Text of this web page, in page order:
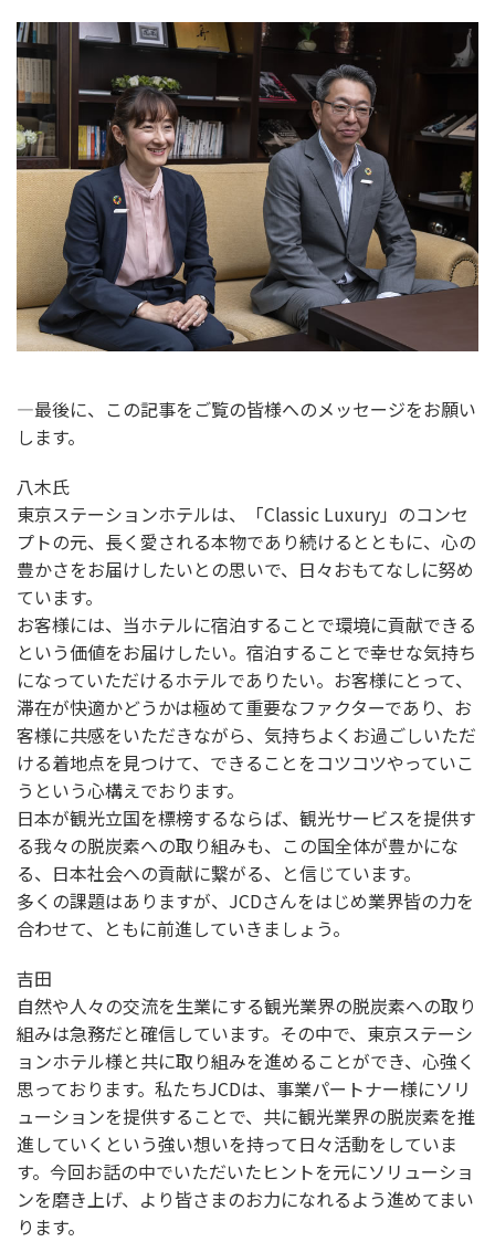
―最後に、この記事をご覧の皆様へのメッセージをお願い
します。
八木氏
東京ステーションホテルは、「Classic Luxury」のコンセ
プトの元、長く愛される本物であり続けるとともに、心の
豊かさをお届けしたいとの思いで、日々おもてなしに努め
ています。
お客様には、当ホテルに宿泊することで環境に貢献できる
という価値をお届けしたい。宿泊することで幸せな気持ち
になっていただけるホテルでありたい。お客様にとって、
滞在が快適かどうかは極めて重要なファクターであり、お
客様に共感をいただきながら、気持ちよくお過ごしいただ
ける着地点を見つけて、できることをコツコツやっていこ
うという心構えでおります。
日本が観光立国を標榜するならば、観光サービスを提供す
る我々の脱炭素への取り組みも、この国全体が豊かにな
る、日本社会への貢献に繋がる、と信じています。
多くの課題はありますが、JCDさんをはじめ業界皆の力を
合わせて、ともに前進していきましょう。
吉田
自然や人々の交流を生業にする観光業界の脱炭素への取り
組みは急務だと確信しています。その中で、東京ステーシ
ョンホテル様と共に取り組みを進めることができ、心強く
思っております。私たちJCDは、事業パートナー様にソリ
ューションを提供することで、共に観光業界の脱炭素を推
進していくという強い想いを持って日々活動をしていま
す。今回お話の中でいただいたヒントを元にソリューショ
ンを磨き上げ、より皆さまのお力になれるよう進めてまい
ります。